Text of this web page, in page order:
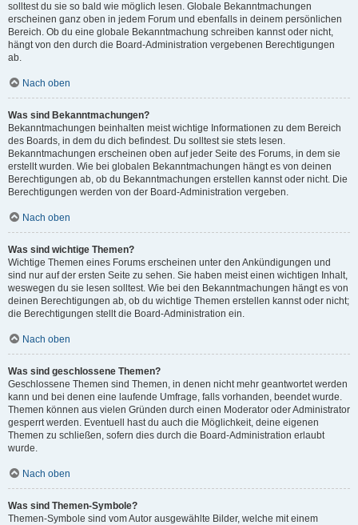
solltest du sie so bald wie möglich lesen. Globale Bekanntmachungen
erscheinen ganz oben in jedem Forum und ebenfalls in deinem persönlichen
Bereich. Ob du eine globale Bekanntmachung schreiben kannst oder nicht,
hängt von den durch die Board-Administration vergebenen Berechtigungen
ab.
Nach oben
Was sind Bekanntmachungen?
Bekanntmachungen beinhalten meist wichtige Informationen zu dem Bereich
des Boards, in dem du dich befindest. Du solltest sie stets lesen.
Bekanntmachungen erscheinen oben auf jeder Seite des Forums, in dem sie
erstellt wurden. Wie bei globalen Bekanntmachungen hängt es von deinen
Berechtigungen ab, ob du Bekanntmachungen erstellen kannst oder nicht. Die
Berechtigungen werden von der Board-Administration vergeben.
Nach oben
Was sind wichtige Themen?
Wichtige Themen eines Forums erscheinen unter den Ankündigungen und
sind nur auf der ersten Seite zu sehen. Sie haben meist einen wichtigen Inhalt,
weswegen du sie lesen solltest. Wie bei den Bekanntmachungen hängt es von
deinen Berechtigungen ab, ob du wichtige Themen erstellen kannst oder nicht;
die Berechtigungen stellt die Board-Administration ein.
Nach oben
Was sind geschlossene Themen?
Geschlossene Themen sind Themen, in denen nicht mehr geantwortet werden
kann und bei denen eine laufende Umfrage, falls vorhanden, beendet wurde.
Themen können aus vielen Gründen durch einen Moderator oder Administrator
gesperrt werden. Eventuell hast du auch die Möglichkeit, deine eigenen
Themen zu schließen, sofern dies durch die Board-Administration erlaubt
wurde.
Nach oben
Was sind Themen-Symbole?
Themen-Symbole sind vom Autor ausgewählte Bilder, welche mit einem